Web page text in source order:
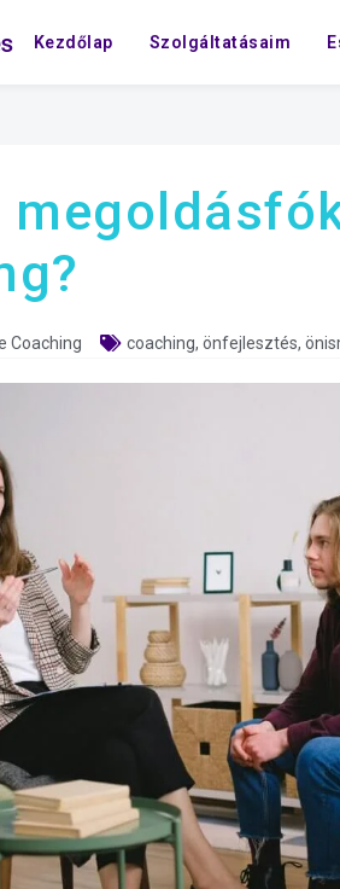
Kezdőlap Szolgáltatásaim
Coaching coaching, önfejlesztés,